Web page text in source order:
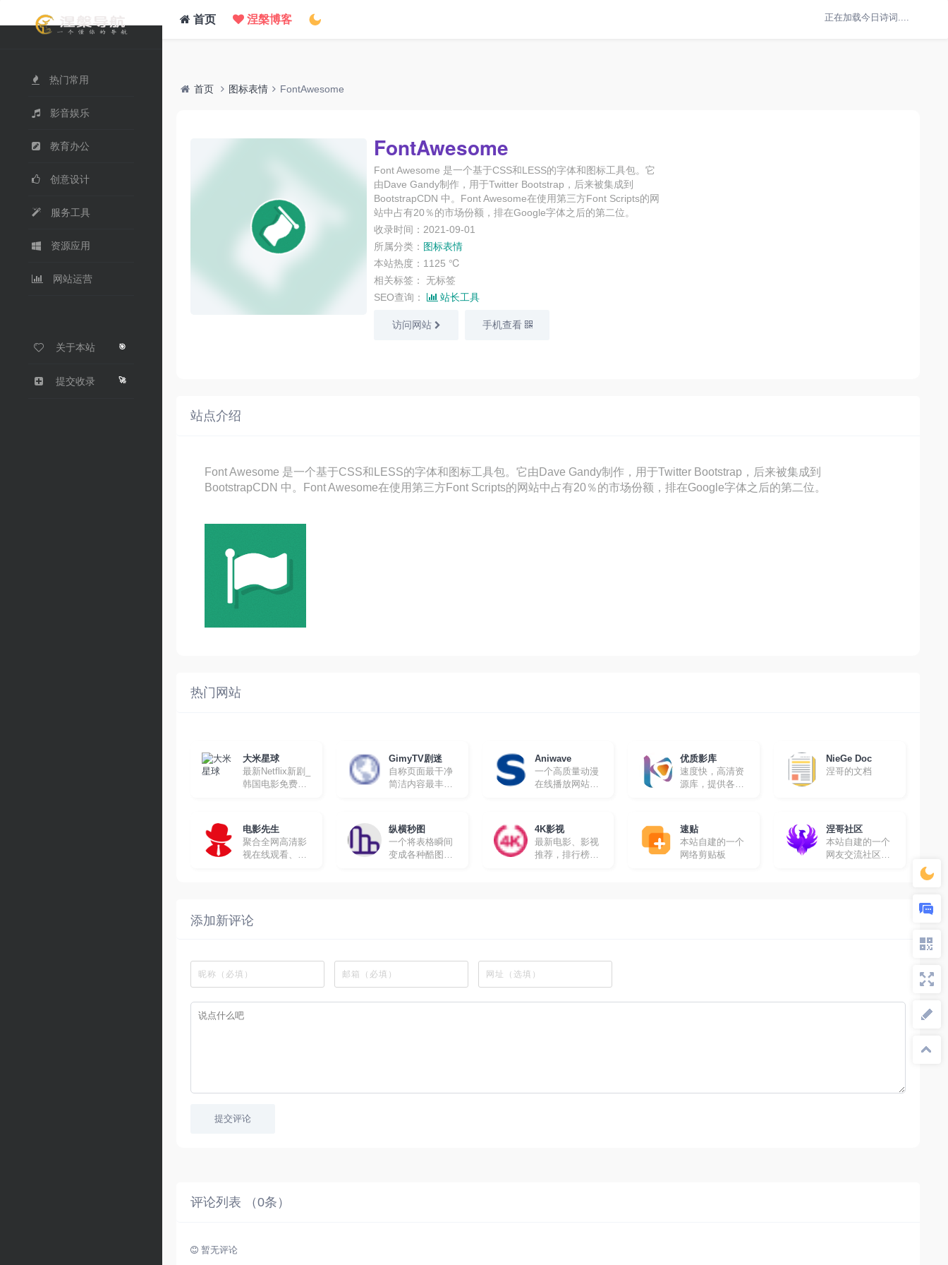
热门常用
影音娱乐
教育办公
创意设计
服务工具
资源应用
网站运营
关于本站 🎯
提交收录 🚀
首页 涅槃博客 正在加载今日诗词....
首页 图标表情 FontAwesome
FontAwesome
Font Awesome 是一个基于CSS和LESS的字体和图标工具包。它
由Dave Gandy制作，用于Twitter Bootstrap，后来被集成到
BootstrapCDN 中。Font Awesome在使用第三方Font Scripts的网
站中占有20％的市场份额，排在Google字体之后的第二位。
收录时间：2021-09-01
所属分类： 图标表情
本站热度：1125 ℃
相关标签： 无标签
SEO查询：
站长工具
访问网站 手机查看
站点介绍
Font Awesome 是一个基于CSS和LESS的字体和图标工具包。它由Dave Gandy制作，用于Twitter Bootstrap，后来被集成到
BootstrapCDN 中。Font Awesome在使用第三方Font Scripts的网站中占有20％的市场份额，排在Google字体之后的第二位。
热门网站
大米星球
最新Netflix新剧_
韩国电影免费在
GimyTV剧迷
自称页面最干净
简洁内容最丰富
Aniwave
一个高质量动漫
在线播放网站，
想要学习英文的
朋友。
优质影库
速度快，高清资
源库，提供各种
NieGe Doc
涅哥的文档
电影先生
聚合全网高清影
视在线观看、下
纵横秒图
一个将表格瞬间
变成各种酷图的
4K影视
最新电影、影视
推荐，排行榜、
速贴
本站自建的一个
网络剪贴板
涅哥社区
本站自建的一个
网友交流社区，
添加新评论
提交评论
评论列表 （0条）
暂无评论